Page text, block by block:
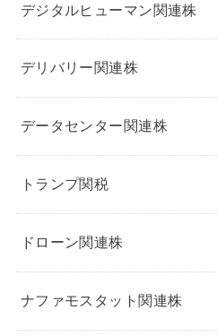
デジタルヒューマン関連株
デリバリー関連株
データセンター関連株
トランプ関税
ドローン関連株
ナファモスタット関連株